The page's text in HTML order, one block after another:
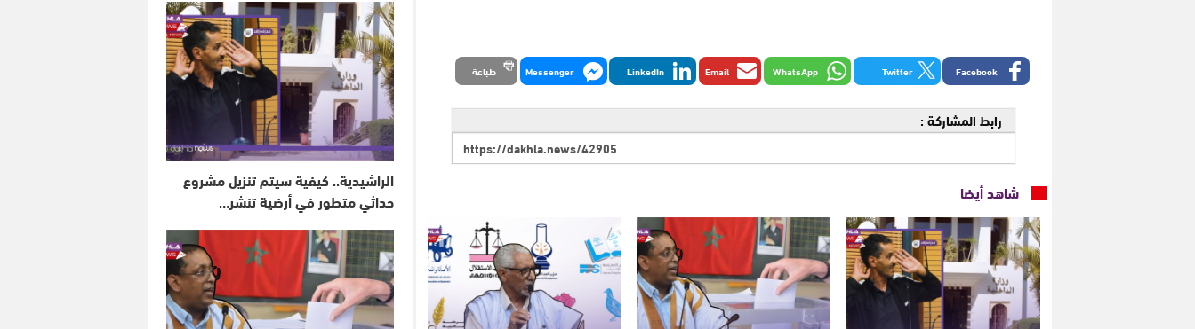
Facebook
Twitter
WhatsApp
Email
LinkedIn
Messenger طباعة
رابط المشاركة :
شاهد أيضا
الراشيدية.. كيفية سيتم تنزيل مشروع
حداثي متطور في أرضية تنشر…